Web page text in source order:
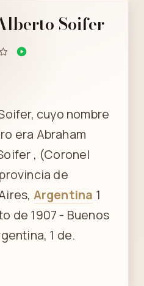
Soifer
cuyo nombre
era Abraham
, (Coronel
de
Argentina 1
de 1907 - Buenos
1 de.